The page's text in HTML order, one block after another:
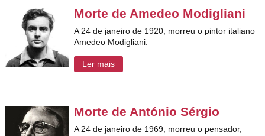
Morte de Amedeo Modigliani
A 24 de janeiro de 1920, morreu o pintor italiano
Amedeo Modigliani.
Ler mais
Morte de António Sérgio
A 24 de janeiro de 1969, morreu o pensador,